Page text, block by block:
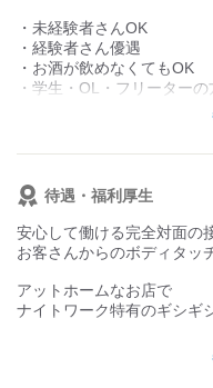
・未経験者さんOK
・経験者さん優遇
・お酒が飲めなくてもOK
・学生・OL・フリーター
・シングルマザーの方も是
イル、コンビニの経験者さん
バーテンダー、ホールスタ
イベントスタッフ、美容師
ん♪
待遇・福利厚生
安心して働ける完全対面の
お客さんからのボディタッ
アットホームなお店で
ナイトワーク特有のギシギ
ナイトワークが初めての女